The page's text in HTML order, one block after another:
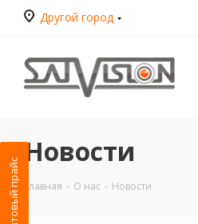
Другой город
Новости
Главная - О нас - Новости